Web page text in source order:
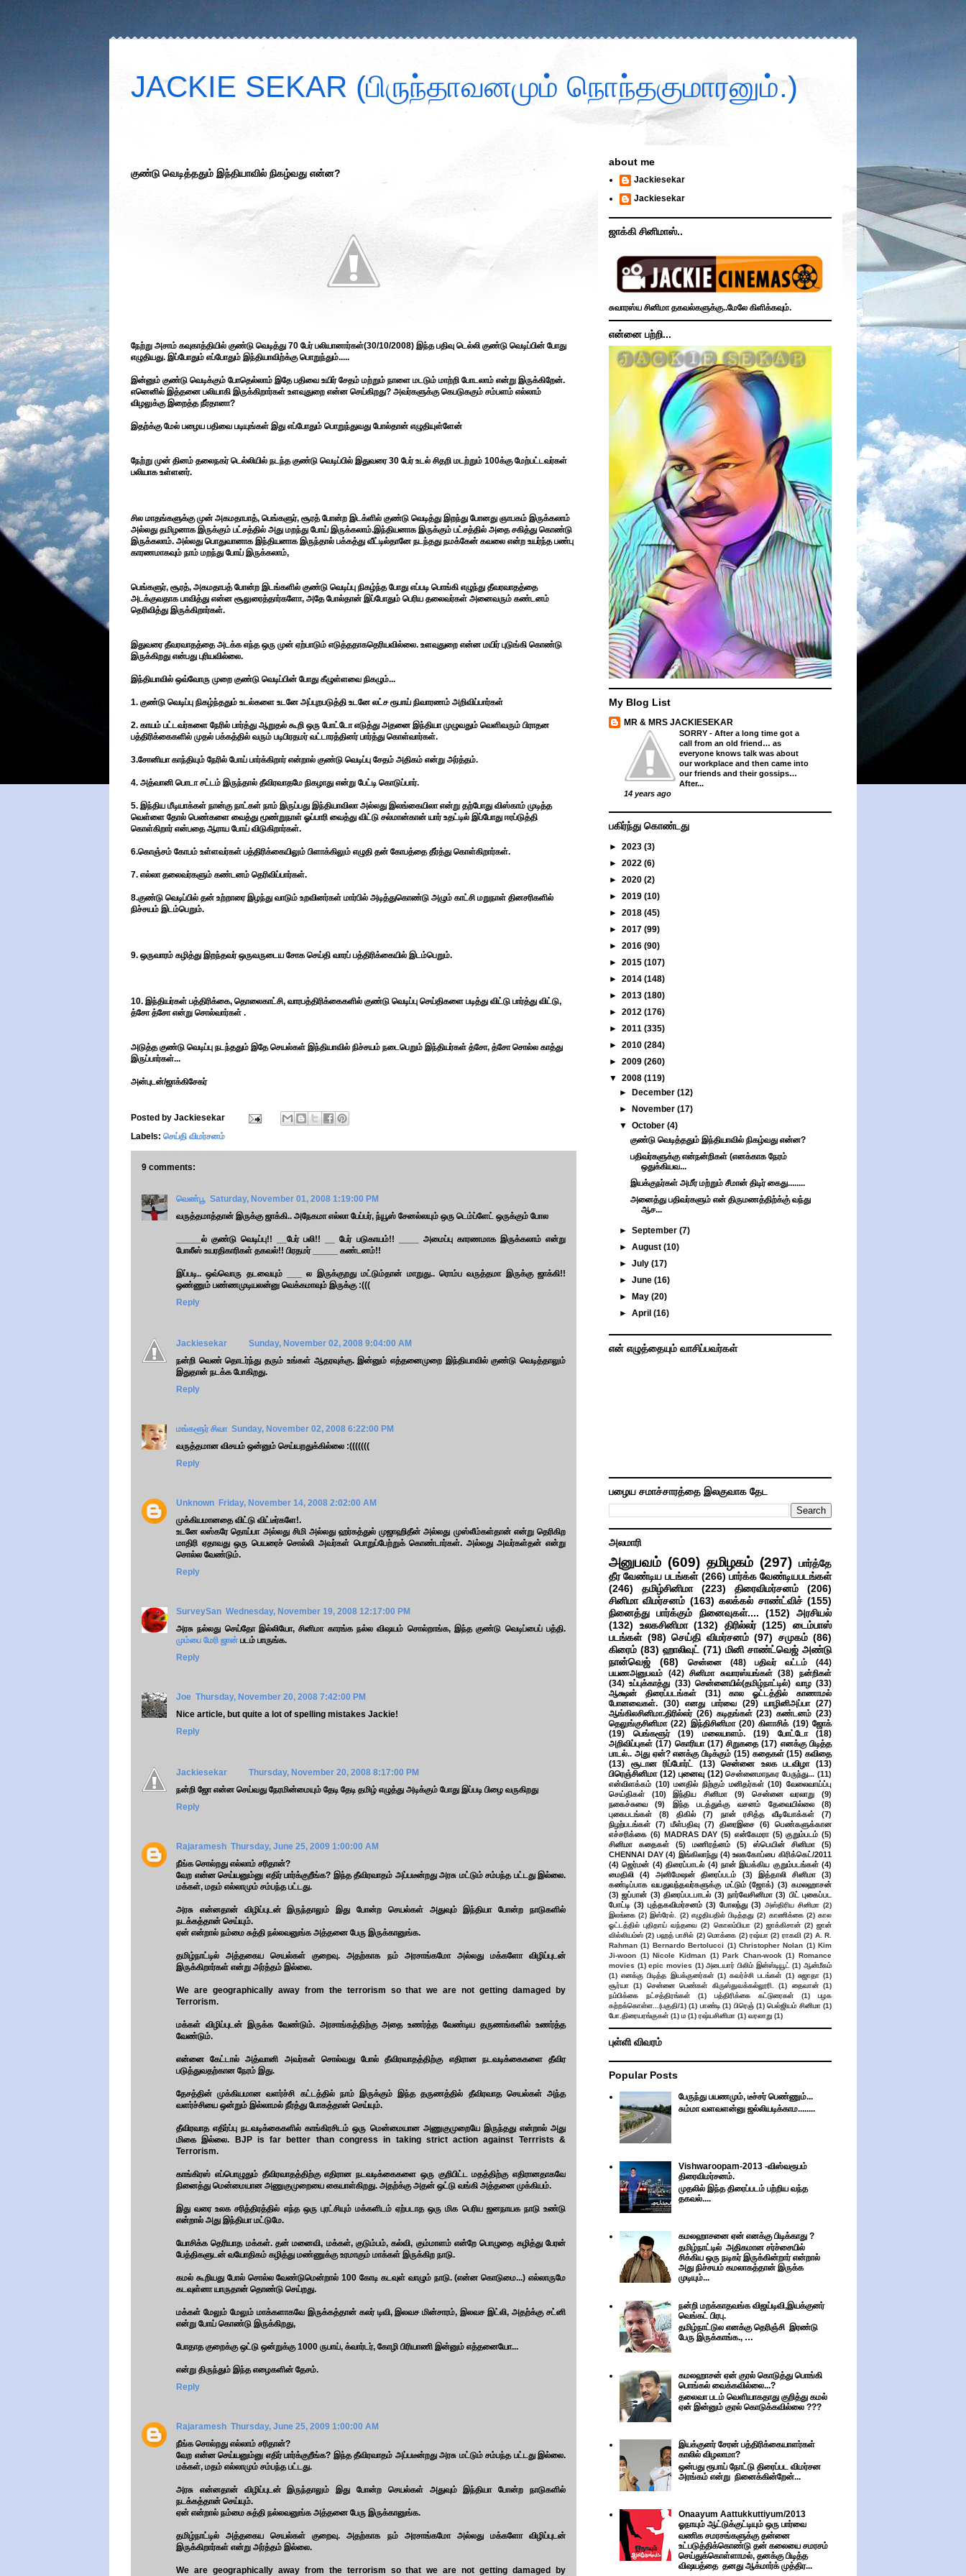
JACKIE SEKAR (பிருந்தாவனமும் நொந்தகுமாரனும்.)
குண்டு வெடித்ததும் இந்தியாவில் நிகழ்வது என்ன?
நேற்று அசாம் கவுகாத்தியில் குண்டு வெடித்து 70 பேர் பலியானார்கள்(30/10/2008) இந்த பதிவு டெல்லி குண்டு வெடிப்பின் போது
எழுதியது. இப்போதும் எப்போதும் இந்தியாவிற்க்கு பொறுந்தும்.....
இன்னும் குண்டு வெடிக்கும் போதெல்லாம் இதே பதிவை உயிர் சேதம் மற்றும் நாளை மடடும் மாற்றி போடலாம் என்று இருக்கிறேன்.
எனெனில் இத்தனை பலியாகி இருக்கிறார்கள் உளவுதுறை என்ன செய்கிறது? அவர்களுக்கு கெபடுககும் சம்பளம் எல்லாம்
விழலுக்கு இறைத்த நீர்தானா?
இதற்க்கு மேல் பழைய பதிவை படியுங்கள் இது எப்போதும் பொறுந்துவது போல்தான் எழுதியுள்ளேன்
நேற்று முன் தினம் தலைநகர் டெல்லியில் நடந்த குண்டு வெடிப்பில் இதுவரை 30 பேர் உடல் சிதறி மடற்றும் 100க்கு மேற்பட்டவர்கள்
பலியாக உள்ளனர்.
சில மாதங்களுக்கு முன் அகமதாபாத், பெங்களுர், சூரத் போன்ற இடக்ளில் குண்டு வெடித்து இறந்து போனது ஞாபகம் இருக்கலாம்
அல்லது தமிழனாக இருக்கும் பட்சத்தில் அது மறந்து போய் இருக்கலாம்.இந்தியனாக இருக்கும் பட்சத்தில் அதை சகித்து கொண்டு
இருக்கலாம். அல்லது பொதுவானாக இந்தியனாக இருந்தால் பக்கத்து வீட்டில்தானே நடந்தது நமக்கேன் கவலை என்ற உயர்ந்த பண்பு
காரணமாகவும் நாம் மறந்து போய் இருக்கலாம்,
பெங்களுர், சூரத், அகமதாபத் போன்ற இடங்களில் குண்டு வெடிப்பு நிகழ்ந்த போது எப்படி பொங்கி எழுந்து தீவரவாதத்தை
அடக்குவதாக பாவித்து என்ன சூலுரைத்தார்களோ, அதே போல்தான் இப்போதும் பெரிய தலைவர்கள் அனைவரும் கண்டனம்
தெரிவித்து இருக்கிறார்கள்.
இதுவரை தீவரவாதத்தை அடக்க எந்த ஒரு முன் ஏற்பாடும் எடுத்ததாகதெரியவில்லை. உளவுதுறை என்ன மயிர் புடுங்கி கொண்டு
இருக்கிறது என்பது புரியவில்லை.
இந்தியாவில் ஒவ்வோரு முறை குண்டு வெடிப்பின் போது கீழுள்ளவை நிகழும்...
1. குண்டு வெடிப்பு நிகழ்ந்ததும் உடல்களை உடனே அப்புறபடுத்தி உடனே லட்ச ரூபாய் நிவாரணம் அறிவிப்பார்கள்
2. காயம் பட்டவர்களை நேரில் பார்த்து ஆறுதல் கூறி ஒரு போட்டோ எடுத்து அதனை இந்தியா முழுவதும் வெளிவரும் பிராதன
பத்திரிக்கைகளில் முதல் பக்கத்தில் வரும் படிபிரதமர் வட்டாரத்தினர் பார்த்து கொள்வார்கள்.
3.சோனியா காந்தியும் நேரில் போய் பார்க்கிறார் என்றால் குண்டு வெடிப்பு சேதம் அதிகம் என்று அர்த்தம்.
4. அத்வானி பொடா சட்டம் இருந்தால் தீவிரவாதமே நிகழாது என்று பேட்டி கொடுப்பார்.
5. இந்திய மீடியாக்கள் நான்கு நாட்கள் நாம் இருப்பது இந்தியாவிலா அல்லது இலங்கையிலா என்று தற்போது விஸ்காம் முடித்த
வெள்ளை தோல் பெண்களை வைத்து மூண்றுநாள் ஓப்பாரி வைத்து விட்டு சல்மான்கான் யார் உதட்டில் இப்போது ஈரப்டுத்தி
கொள்கிறார் என்பதை ஆராய போய் விடுகிறார்கள்.
6.கொஞ்சம் கோபம் உள்ளவர்கள் பத்திரிக்கையிலும் பிளாக்கிலும் எழுதி தன் கோபத்தை தீர்த்து கொள்கிறார்கள்.
7. எல்லா தலைவர்களும் கண்டனம் தெரிவிப்பார்கள்.
8.குண்டு வெடிப்பில் தன் உற்றாரை இழந்து வாடும் உறவினர்கள் மார்பில் அடித்துகொண்டு அழும் காட்சி மறுநாள் தினசரிகளில்
நிச்சயம் இடம்பெறும்.
9. ஒருவாரம் கழித்து இறந்தவர் ஒருவருடைய சோக செய்தி வாரப் பத்திரிக்கையில் இடம்பெறும்.
10. இந்தியர்கள் பத்திரிக்கை, தொலைகாட்சி, வாரபத்திரிக்கைகளில் குண்டு வெடிப்பு செய்திகளை படித்து விட்டு பார்த்து விட்டு,
த்சோ த்சோ என்று சொல்வார்கள் .
அடுத்த குண்டு வெடிப்பு நடந்ததும் இதே செயல்கள் இந்தியாவில் நிச்சயம் நடைபெறும் இந்தியர்கள் த்சோ, த்சோ சொல்ல காத்து
இருப்பார்கள்...
அன்புடன்/ஜாக்கிசேகர்
Posted by Jackiesekar
Labels: செய்தி விமர்சனம்
9 comments:
வெண்பூ Saturday, November 01, 2008 1:19:00 PM
வருத்தமாத்தான் இருக்கு ஜாக்கி.. அநேகமா எல்லா பேப்பர், ந்யூஸ் சேனல்லயும் ஒரு டெம்ப்ளேட் ஒருக்கும் போல‌
_____ல் குண்டு வெடிப்பு!! __பேர் பலி!! __ பேர் படுகாயம்!! ____ அமைப்பு காரணமாக இருக்கலாம் என்று
போலீஸ் உயரதிகாரிகள் தகவல்!! பிரதமர் _____ கண்டனம்!!
இப்படி.. ஒவ்வொரு தடவையும் ___ ல இருக்குறது மட்டும்தான் மாறுது.. ரொம்ப வருத்தமா இருக்கு ஜாக்கி!!
ஒண்ணும் பண்ணமுடியலன்னு வெக்கமாவும் இருக்கு :(((
Reply
Jackiesekar
Sunday, November 02, 2008 9:04:00 AM
நன்றி வெண் தொடர்ந்து தரும் உங்கள் ஆதரவுக்கு. இன்னும் எத்தனைமுறை இந்தியாவில் குண்டு வெடித்தாலும்
இதுதான் நடக்க போகிறது.
Reply
மங்களூர் சிவா Sunday, November 02, 2008 6:22:00 PM
வருத்தமான விசயம் ஒன்னும் செய்யறதுக்கில்லை :(((((((
Reply
Unknown Friday, November 14, 2008 2:02:00 AM
முக்கியமானதை விட்டு விட்டீர்களே!.
உடனே லஸ்கரே தொய்பா அல்லது சிமி அல்லது ஹர்கத்துல் முஜாஹிதீன் அல்லது முஸ்லீம்கள்தான் என்று தெரிகிற
மாதிரி ஏதாவது ஒரு பெயரைச் சொல்லி அவர்கள் பொறுப்பேற்றுக் கொண்டார்கள். அல்லது அவர்கள்தன் என்று
சொல்ல வேண்டும்.
Reply
SurveySan Wednesday, November 19, 2008 12:17:00 PM
அரசு நல்லது செய்தோ இல்லியோ, சினிமா காரங்க நல்ல விஷயம் சொல்றாங்க, இந்த குண்டு வெடிப்பைப் பத்தி.
மும்பை மேரி ஜான் படம் பாருங்க.
Reply
Joe Thursday, November 20, 2008 7:42:00 PM
Nice article, but quite a lot of spelling mistakes Jackie!
Reply
Jackiesekar
Thursday, November 20, 2008 8:17:00 PM
நன்றி ஜோ என்ன செய்வது நேரமின்மையும் தேடி தேடி தமிழ் எழுத்து அடிக்கும் போது இப்படி பிழை வருகிறது
Reply
Rajaramesh Thursday, June 25, 2009 1:00:00 AM
நீங்க சொல்றது எல்லாம் சரிதான்?
வேற என்ன செய்யனும்னு எதிர் பார்க்குறீங்க? இந்த தீவிரவாதம் அப்படீன்றது அரசு மட்டும் சம்பந்த பட்டது இல்லை.
மக்கள், மதம் எல்லாமும் சம்பந்த பட்டது.
அரசு என்னதான் விழிப்புடன் இருந்தாலும் இது போன்ற செயல்கள் அதுவும் இந்தியா போன்ற நாடுகளில்
நடக்கத்தான் செய்யும்.
ஏன் என்றால் நம்மை சுத்தி நல்லவனுங்க அத்தனை பேரு இருக்கானுங்க.
தமிழ்நாட்டில் அத்தகைய செயல்கள் குறைவு. அதற்காக நம் அரசாங்கமோ அல்லது மக்களோ விழிப்புடன்
இருக்கிறார்கள் என்று அர்த்தம் இல்லை.
We are geographically away from the terrorism so that we are not getting damaged by
Terrorism.
மக்கள் விழிப்புடன் இருக்க வேண்டும். அரசாங்கத்திற்கு அதை உணர்த்த வேண்டிய தருணங்களில் உணர்த்த
வேண்டும்.
என்னை கேட்டால் அத்வானி அவர்கள் சொல்வது போல் தீவிரவாதத்திற்கு எதிரான நடவடிக்கைகளை தீவிர
படுத்துவதற்கான நேரம் இது.
தேசத்தின் முக்கியமான வளர்ச்சி கட்டத்தில் நாம் இருக்கும் இந்த தருணத்தில் தீவிரவாத செயல்கள் அந்த
வளர்ச்சியை ஒன்றும் இல்லாமல் நீர்த்து போகத்தான் செய்யும்.
தீவிரவாத எதிர்ப்பு நடவடிக்கைகளில் காங்கிரசிடம் ஒரு மென்மையான அணுகுமுறையே இருந்தது என்றால் அது
மிகை இல்லை. BJP is far better than congress in taking strict action against Terrrists &
Terrorism.
காங்கிரஸ் எப்பொழுதும் தீவிரவாதத்திற்கு எதிரான நடவடிக்கைகளை ஒரு குறிபிட்ட மதத்திற்கு எதிரானதாகவே
நினைத்து மென்மையான அணுகுமுறையை கையாள்கிறது. அதற்க்கு அதன் ஒட்டு வங்கி அத்தனை முக்கியம்.
இது வரை உலக சரித்திரத்தில் எந்த ஒரு புரட்சியும் மக்களிடம் ஏற்படாத ஒரு மிக பெரிய ஜனநாயக நாடு உண்டு
என்றால் அது இந்தியா மட்டுமே.
யோசிக்க தெரியாத மக்கள். தன் மனைவி, மக்கள், குடும்பம், கல்வி, கும்மாளம் என்றே பொழுதை கழித்து பேரன்
பேத்திகளுடன் வயோதிகம் கழித்து மண்ணுக்கு உரமாகும் மாக்கள் இருக்கிற நாடு.
கமல் கூறியது போல் சொல்ல வேண்டுமென்றால் 100 கோடி கடவுள் வாழும் நாடு. (என்ன கொடுமை...) எல்லாருமே
கடவுள்னா யாருதான் தொண்டு செய்றது.
மக்கள் மேலும் மேலும் மாக்களாகவே இருக்கத்தான் கலர் டிவி, இலவச மின்சாரம், இலவச இட்லி, அதற்க்கு சட்னி
என்று போய் கொண்டு இருக்கிறது,
போதாத குறைக்கு ஒட்டு ஒன்றுக்கு 1000 ருபாய், க்வார்டர், கோழி பிரியாணி இன்னும் எத்தனையோ...
என்று திருந்தும் இந்த எழைகளின் தேசம்.
Reply
Rajaramesh Thursday, June 25, 2009 1:00:00 AM
நீங்க சொல்றது எல்லாம் சரிதான்?
வேற என்ன செய்யனும்னு எதிர் பார்க்குறீங்க? இந்த தீவிரவாதம் அப்படீன்றது அரசு மட்டும் சம்பந்த பட்டது இல்லை.
மக்கள், மதம் எல்லாமும் சம்பந்த பட்டது.
அரசு என்னதான் விழிப்புடன் இருந்தாலும் இது போன்ற செயல்கள் அதுவும் இந்தியா போன்ற நாடுகளில்
நடக்கத்தான் செய்யும்.
ஏன் என்றால் நம்மை சுத்தி நல்லவனுங்க அத்தனை பேரு இருக்கானுங்க.
தமிழ்நாட்டில் அத்தகைய செயல்கள் குறைவு. அதற்காக நம் அரசாங்கமோ அல்லது மக்களோ விழிப்புடன்
இருக்கிறார்கள் என்று அர்த்தம் இல்லை.
We are geographically away from the terrorism so that we are not getting damaged by
about me
Jackiesekar
Jackiesekar
ஜாக்கி சினிமாஸ்..
சுவாரஸ்ய சினிமா தகவல்களுக்கு..மேலே கிளிக்கவும்.
என்னை பற்றி...
My Blog List
MR & MRS JACKIESEKAR
SORRY - After a long time got a
call from an old friend… as
everyone knows talk was about
our workplace and then came into
our friends and their gossips…
After...
14 years ago
பகிர்ந்து கொண்டது
► 2023 (3)
► 2022 (6)
► 2020 (2)
► 2019 (10)
► 2018 (45)
► 2017 (99)
► 2016 (90)
► 2015 (107)
► 2014 (148)
► 2013 (180)
► 2012 (176)
► 2011 (335)
► 2010 (284)
► 2009 (260)
▼ 2008 (119)
►
December(12)
►
November(17)
▼October(4)
குண்டு வெடித்ததும் இந்தியாவில் நிகழ்வது என்ன?
பதிவர்களுக்கு என்நன்றிகள் (எனக்காக நேரம்
ஒதுக்கியவ...
இயக்குநர்கள் அமீர் மற்றும் சீமான் திடிர் கைது........
அனைத்து பதிவர்களும் என் திருமணத்திற்க்கு் வந்து
ஆச...
►September(7)
►August(10)
►July(17)
►June(16)
►
May(20)
►April(16)
என் எழுத்தையும் வாசிப்பவர்கள்
பழைய சமாச்சாரத்தை இலகுவாக தேட
அலமாரி
அனுபவம் (609) தமிழகம் (297) பார்த்தே
தீர வேண்டிய படங்கள் (266) பார்க்க வேண்டியபடங்கள்
(246)
தமிழ்சினிமா (223) திரைவிமர்சனம்
(206)
சினிமா விமர்சனம் (163) கலக்கல் சாண்ட்விச் (155)
நினைத்து பார்க்கும் நினைவுகள்....
(152)
அரசியல்
(132)
உலகசினிமா (132) திரில்லர் (125)
டைம்பாஸ்
படங்கள் (98) செய்தி விமர்சனம் (97) சமுகம் (86)
கிரைம் (83) ஹாலிவுட் (71) மினி சாண்ட்வெஜ் அண்டு
நான்வெஜ்
(68) சென்னை (48) பதிவர் வட்டம்
(44)
பயணஅனுபவம் (42) சினிமா சுவாரஸ்யங்கள் (38) நன்றிகள்
(34) உப்புக்காத்து (33) சென்னையில்(தமிழ்நாட்டில்) வாழ (33)
ஆக்ஷன் திரைப்படங்கள்
(31)
கால ஓட்டத்தில் காணாமல்
போனவைகள். (30) எனது பார்வை (29) யாழினிஅப்பா (27)
ஆங்கிலசினிமா.திரில்லர் (26) கடிதங்கள் (23) கண்டனம் (23)
தெலுங்குசினிமா (22) இந்திசினிமா (20) கிளாசிக் (19) ஜோக்
(19)
பெங்களூர் (19) மலையாளம். (19) போட்டோ
(18)
அறிவிப்புகள் (17) கொரியா (17) சிறுகதை (17) எனக்கு பிடித்த
பாடல்.. அது ஏன்? எனக்கு பிடிக்கும் (15) கதைகள் (15) கவிதை
(13)
சூடான ரிப்போர்ட் (13) சென்னை உலக படவிழா
(13)
பிரெஞ்சினிமா (12) புனைவு (12) சென்னைமாநகர பேருந்து... (11)
என்விளக்கம் (10) மனதில் நிற்கும் மனிதர்கள் (10) வேலைவாய்ப்பு
செய்திகள்
(10) இந்திய சினிமா (9) சென்னை வரலாறு
(9)
நகைச்சுவை
(9) இந்த படத்துக்கு வசனம் தேவையில்லை
(8)
புகைபடங்கள்
(8) திகில் (7) நான் ரசித்த வீடியோக்கள்
(7)
நிழற்படங்கள் (7) மீள்பதிவு (7) திரைஇசை (6)
பெண்களுக்கான
எச்சரிக்கை (6) MADRAS DAY (5) என்கேமரா (5) குறும்படம் (5)
சினிமா கதைகள்
(5) மணிரத்னம் (5) ஸ்பெயின் சினிமா
(5)
CHENNAI DAY (4) இங்கிலாந்து (4) உலககோப்பை கிரிக்கெட்/2011
(4) ஜெர்மன் (4) திரைப்பாடல் (4) நான் இயக்கிய குறும்படங்கள் (4)
மைதிலி
(4) அனிமேஷன் திரைப்படம் (3) இத்தாலி சினிமா
(3)
கண்டிப்பாக வயதுவந்தவர்களுக்கு மட்டும் (ஜோக்) (3) கமலஹாசன்
(3) ஜப்பான் (3) திரைப்படபாடல் (3) நார்வேசினிமா (3) பிட் புகைப்பட
போட்டி (3) புத்தகவிமர்சனம் (3) போலந்து (3) அஸ்திரிய சினிமா (2)
இலங்கை (2) இஸ்ரேல். (2) எழுதியதில் பிடித்தது (2) காணிக்கை (2) கால
ஓட்டத்தில் புதிதாய் வந்தவை (2) கொலம்பியா (2) ஜாக்கிசான் (2) ஜான்
வில்லியம்ஸ் (2) பஹத் பாசில் (2) மொக்கை (2) ரஷ்யா (2) ராகவி (2) A. R.
Rahman (1) Bernardo Bertolucci (1) Christopher Nolan (1) Kim
Ji-woon (1) Nicole Kidman (1) Park Chan-wook (1) Romance
movies (1) epic movies (1) அடையார் பிலிம் இன்ஸ்டியூட் (1) ஆன்மீகம்
(1) எனக்கு பிடித்த இயக்குனர்கள் (1) கவர்ச்சி படங்கள் (1) சுஜாதா (1)
சூர்யா (1) சென்னை பெண்கள் கிருஸ்துவக்கல்லூரி. (1) தைவான் (1)
நம்பிக்கை நட்சத்திரங்கள்
(1) பத்திரிக்கை கட்டுரைகள் (1)
பழக
கற்றக்கொள்ள...(பகுதி/1) (1) பாண்டி (1) பிரெஞ் (1) பெல்ஜியம் சினிமா (1)
போ.திரையரங்குகள் (1) ம (1) ரஷ்யசினிமா (1) வரலாறு (1)
புள்ளி விவரம்
Popular Posts
பேருந்து பயணமும், டீச்சர் பெண்ணும்...
சும்மா வளவளன்னு ஜல்லியடிக்காம........
Vishwaroopam-2013 -விஸ்வரூபம்
திரைவிமர்சனம்.
முதலில் இந்த திரைப்படம் பற்றிய வந்த
தகவல்....
கமலஹாசனை ஏன் எனக்கு பிடிக்காது ?
தமிழ்நாட்டில் அதிகமான சர்ச்சையில்
சிக்கிய ஒரு நடிகர் இருக்கின்றார் என்றால்
அது நிச்சயம் கமலாகத்தான் இருக்க
முடியும்...
நன்றி மறக்காதவங்க விஜய்டிவி,இயக்குனர்
வெங்கட் பிரபு.
தமிழ்நாட்டுல எனக்கு தெரிஞ்சி இரண்டு
பேரு இருக்காங்க., …
கமலஹாசன் ஏன் குரல் கொடுத்து பொங்கி
பொங்கல் வைக்கவில்லை...?
தலைவா படம் வெளியாகதாது குறித்து கமல்
ஏன் இன்னும் குரல் கொடுக்கவில்லை ???
இயக்குனர் சேரன் பத்திரிக்கையாளர்கள்
காலில் விழலாமா?
ஒன்பது ரூபாய் நோட்டு திரைப்பட விமர்சன
அரங்கம் என்று நினைக்கின்றேன்...
Onaayum Aattukkuttiyum/2013
ஓநாயும் ஆட்டுக்குட்டியும் ஒரு பார்வை
வணிக சமரசங்களுக்கு தன்னை
உட்படுத்திக்கொண்டு தன் கலையை சமரசம்
செய்துக்கொள்ளாமல், தனக்கு பிடித்த
விஷயத்தை தனது ஆக்மார்க் முத்திர...